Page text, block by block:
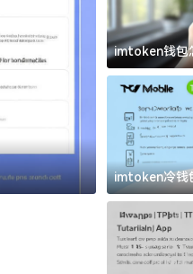
imtoken
imtoken钱包
坑
imtoken冷钱
道